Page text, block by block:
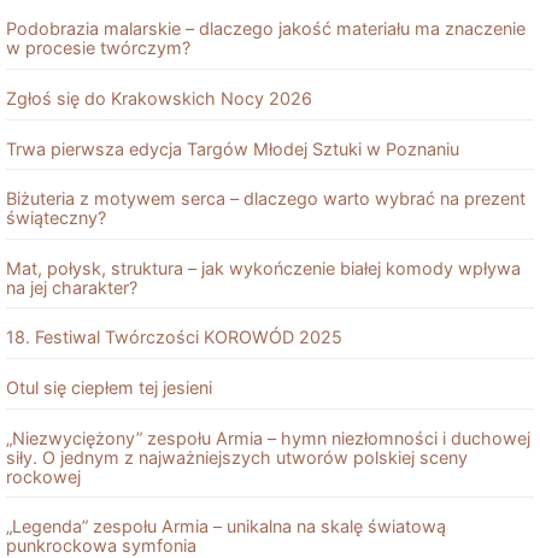
Podobrazia malarskie – dlaczego jakość materiału ma znaczenie
w procesie twórczym?
Zgłoś się do Krakowskich Nocy 2026
Trwa pierwsza edycja Targów Młodej Sztuki w Poznaniu
Biżuteria z motywem serca – dlaczego warto wybrać na prezent
świąteczny?
Mat, połysk, struktura – jak wykończenie białej komody wpływa
na jej charakter?
18. Festiwal Twórczości KOROWÓD 2025
Otul się ciepłem tej jesieni
„Niezwyciężony” zespołu Armia – hymn niezłomności i duchowej
siły. O jednym z najważniejszych utworów polskiej sceny
rockowej
„Legenda” zespołu Armia – unikalna na skalę światową
punkrockowa symfonia